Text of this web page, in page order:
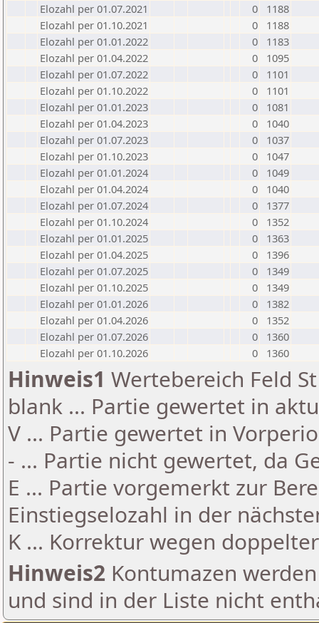
Elozahl per 01.07.2021
0
1188
Elozahl per 01.10.2021
0
1188
Elozahl per 01.01.2022
0
1183
Elozahl per 01.04.2022
0
1095
Elozahl per 01.07.2022
0
1101
Elozahl per 01.10.2022
0
1101
Elozahl per 01.01.2023
0
1081
Elozahl per 01.04.2023
0
1040
Elozahl per 01.07.2023
0
1037
Elozahl per 01.10.2023
0
1047
Elozahl per 01.01.2024
0
1049
Elozahl per 01.04.2024
0
1040
Elozahl per 01.07.2024
0
1377
Elozahl per 01.10.2024
0
1352
Elozahl per 01.01.2025
0
1363
Elozahl per 01.04.2025
0
1396
Elozahl per 01.07.2025
0
1349
Elozahl per 01.10.2025
0
1349
Elozahl per 01.01.2026
0
1382
Elozahl per 01.04.2026
0
1352
Elozahl per 01.07.2026
0
1360
Elozahl per 01.10.2026
0 1360
Hinweis1 Wertebereich Feld
blank ... Partie gewertet in
V ... Partie gewertet in
- ... Partie nicht gewertet, da
E ... Partie vorgemerkt zur
Einstiegselozahl in der
K ... Korrektur wegen
Hinweis2 Kontumazen
und sind in der Liste nicht